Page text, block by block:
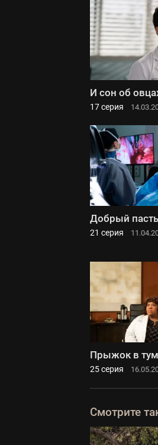
И сон об
17 серия
Добрый
21 серия
Прыжок в
25 серия
Смотрите